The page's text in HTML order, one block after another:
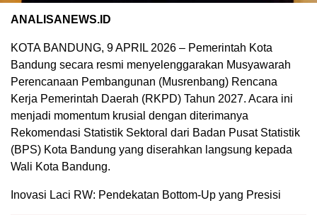
ANALISANEWS.ID
KOTA BANDUNG, 9 APRIL 2026 – Pemerintah Kota
Bandung secara resmi menyelenggarakan Musyawarah
Perencanaan Pembangunan (Musrenbang) Rencana
Kerja Pemerintah Daerah (RKPD) Tahun 2027. Acara ini
menjadi momentum krusial dengan diterimanya
Rekomendasi Statistik Sektoral dari Badan Pusat Statistik
(BPS) Kota Bandung yang diserahkan langsung kepada
Wali Kota Bandung.
Inovasi Laci RW: Pendekatan Bottom-Up yang Presisi